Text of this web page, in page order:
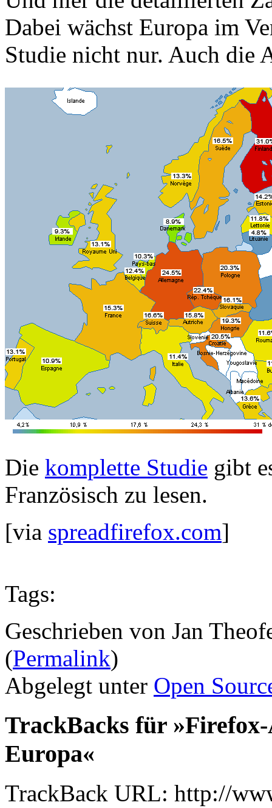
Dabei wächst Europa im
Studie nicht nur. Auch die
Die komplette Studie gibt
Französisch zu lesen.
[via spreadfirefox.com]
Tags:
Geschrieben von Jan
(Permalink)
Abgelegt unter Open
TrackBacks für
Europa«
TrackBack URL: http://